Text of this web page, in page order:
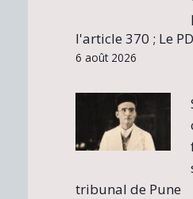
l'article 370 ; Le
6 août 2026
tribunal de Pune